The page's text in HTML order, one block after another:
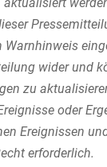
wider und
zu
oder
Ereignissen
erforderlich.